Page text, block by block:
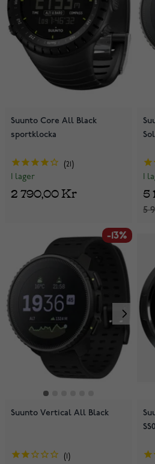
Suunto Core All Black
sportklocka
21
I lager
2 790,00 Kr
I
5
5
-13%
Suunto Vertical All Black